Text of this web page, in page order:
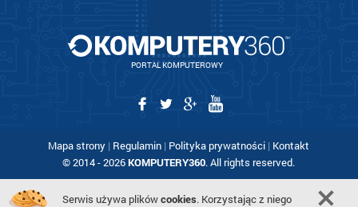
PORTAL KOMPUTEROWY
Mapa strony | Regulamin | Polityka prywatności | Kontakt
© 2014 - 2026KOMPUTERY360. All rights reserved.
Serwis używa plikówcookies. Korzystając z niego